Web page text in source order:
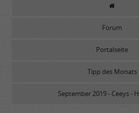
Forum
Portalseite
Tipp des Monats
September 2019 - Ceeys -